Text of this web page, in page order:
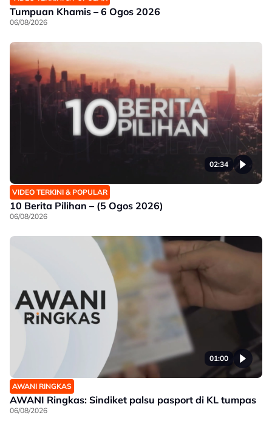
Tumpuan Khamis – 6 Ogos 2026
06/08/2026
02:34
VIDEO TERKINI & POPULAR
10 Berita Pilihan – (5 Ogos 2026)
06/08/2026
01:00
AWANI RINGKAS
AWANI Ringkas: Sindiket palsu pasport di KL tumpas
06/08/2026